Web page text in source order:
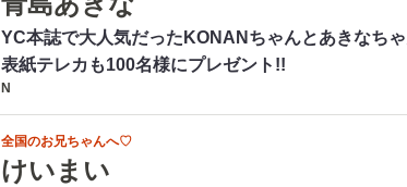
YC本誌で大人気だったKONANちゃんとあきなち
表紙テレカも100名様にプレゼント!!
N
全国のお兄ちゃんへ♡
けいまい